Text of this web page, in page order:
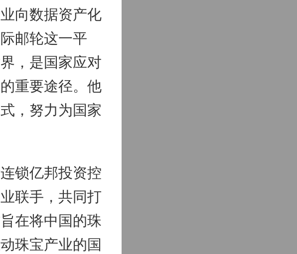
向数据资产化
邮轮这一平
，是国家应对
重要途径。他
，努力为国家
锁亿邦投资控
联手，共同打
在将中国的珠
珠宝产业的国